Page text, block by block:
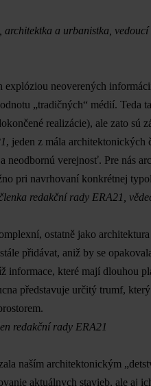
a urbanistka,
explóziou neoverených
„tradičných“ médií. Teda
realizácie), ale zato
, jeden z mála architektonických
verejnosť. Pre nás
pri navrhovaní konkrétnej
členka redakční rady ERA21,
ostatně jako
přidávat, aniž by se
informace, které mají dlouhou
představuje určitý trumf,
redakční rady ERA21
naším architektonickým
aktuálnych stavieb, ale aj